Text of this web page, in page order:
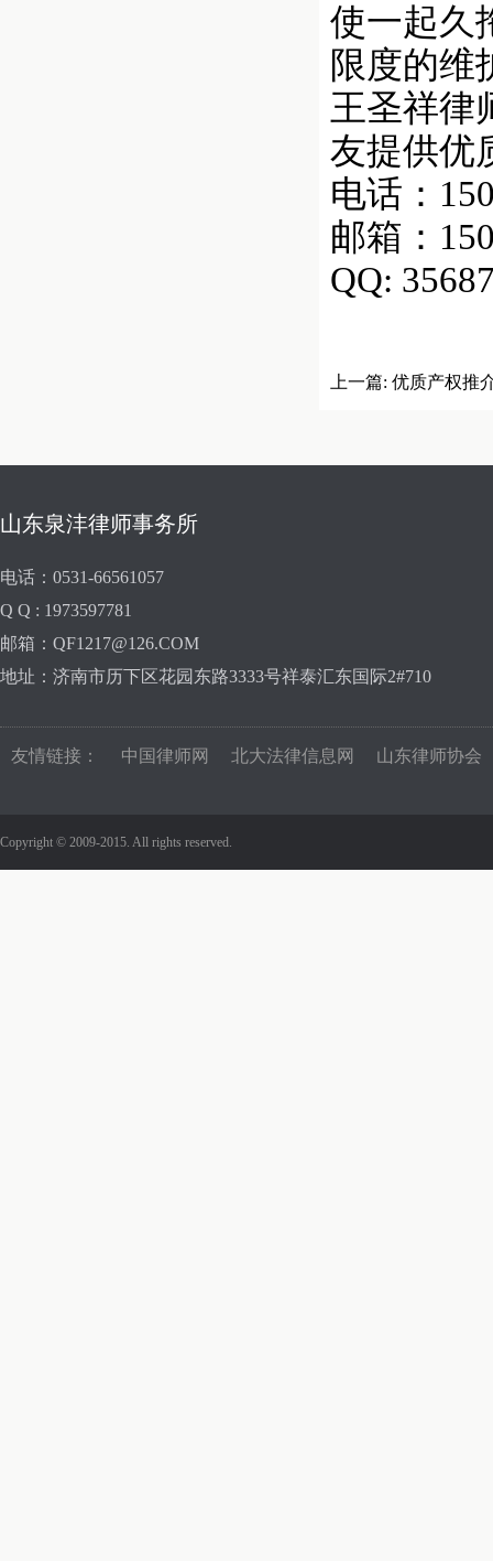
使一起久
限度的维
王圣祥律
友提供优
电话：
邮箱：
QQ:
上一篇: 优质产权推
山东泉沣律师事务所
电话：0531-66561057
Q Q : 1973597781
邮箱：QF1217@126.COM
地址：济南市历下区花园东路3333号祥泰汇东国际2#710
友情链接： 中国律师网 北大法律信息网 山东律师协会
Copyright © 2009-2015. All rights reserved.